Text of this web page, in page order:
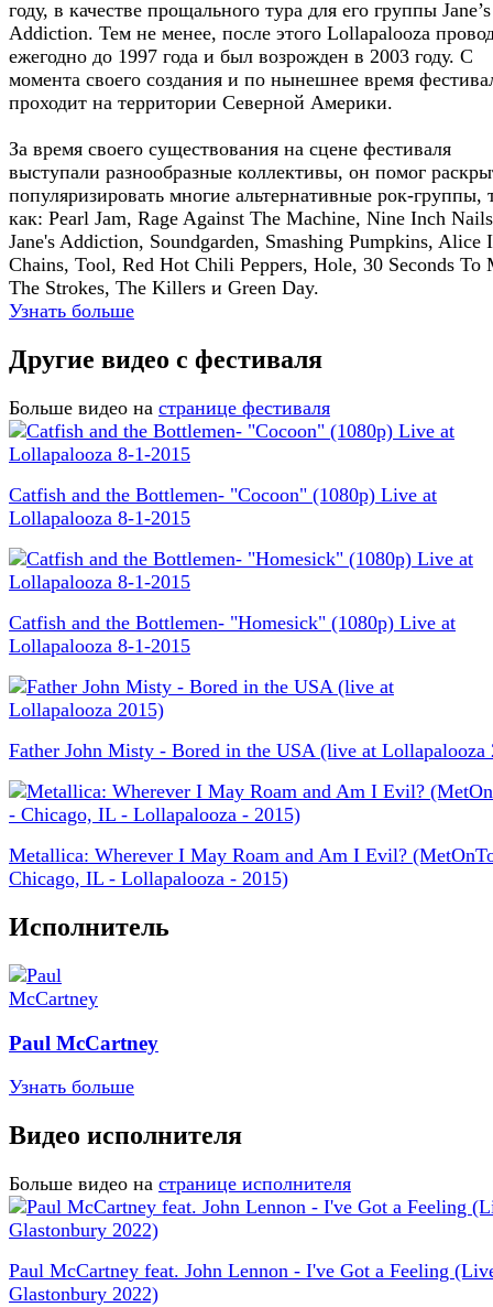
году, в качестве прощального тура для его группы Jane’s
Addiction. Тем не менее, после этого Lollapalooza
ежегодно до 1997 года и был возрожден в 2003 году. С
момента своего создания и по нынешнее время
проходит на территории Северной Америки.
За время своего существования на сцене фестиваля
выступали разнообразные коллективы, он помог
популяризировать многие альтернативные рок-группы,
как: Pearl Jam, Rage Against The Machine, Nine Inch
Jane's Addiction, Soundgarden, Smashing Pumpkins, Alice
Chains, Tool, Red Hot Chili Peppers, Hole, 30 Seconds To
The Strokes, The Killers и Green Day.
Узнать больше
Другие видео с фестиваля
Больше видео на странице фестиваля
Catfish and the Bottlemen- "Cocoon" (1080p) Live at
Lollapalooza 8-1-2015
Catfish and the Bottlemen- "Homesick" (1080p) Live at
Lollapalooza 8-1-2015
Father John Misty - Bored in the USA (live at Lollapalooza
Metallica: Wherever I May Roam and Am I Evil?
Chicago, IL - Lollapalooza - 2015)
Исполнитель
Paul McCartney
Узнать больше
Видео исполнителя
Больше видео на странице исполнителя
Paul McCartney feat. John Lennon - I've Got a Feeling
Glastonbury 2022)